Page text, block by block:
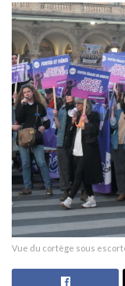
Vue du cortège sous